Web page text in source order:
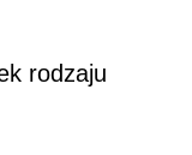
rodzaju